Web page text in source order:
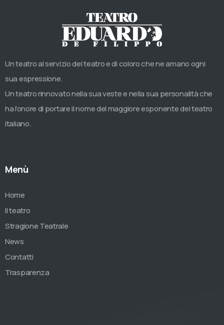
Un teatro al servizio del teatro e di coloro che ne amano ogni
sua espressione.
Un teatro rinnovato nella sua veste e nella sua personalità che
ha l’onore di portare il nome del maggiore esponente del teatro
italiano.
Menù
Home
Il teatro
Stragione Teatrale
News
Contatti
Trasparenza